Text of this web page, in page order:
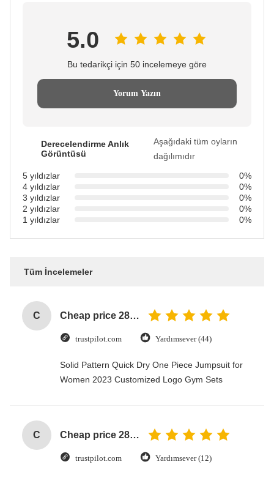
5.0
Bu tedarikçi için 50 incelemeye göre
Yorum Yazın
Derecelendirme Anlık
Görüntüsü
Aşağıdaki tüm oyların
dağılımıdır
5 yıldızlar
0%
4 yıldızlar
0%
3 yıldızlar
0%
2 yıldızlar
0%
1 yıldızlar
0%
Tüm İncelemeler
C Cheap price 28mm Aluminium Curtain Rod 1.2mm thickness with plastic final
trustpilot.com Yardımsever (44)
Solid Pattern Quick Dry One Piece Jumpsuit for
Women 2023 Customized Logo Gym Sets
C Cheap price 28mm Aluminium Curtain Rod 1.2mm thickness with plastic final
trustpilot.com Yardımsever (12)